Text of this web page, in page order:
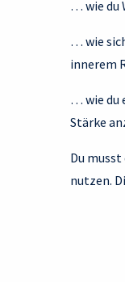
… wie du
… wie
innerem
… wie du
Stärke
Du
nutzen.